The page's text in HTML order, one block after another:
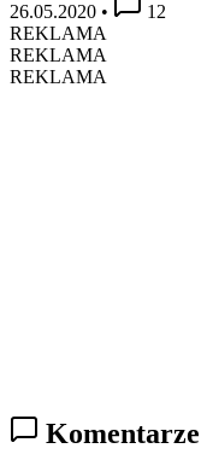
26.05.2020 •
12
REKLAMA
REKLAMA
REKLAMA
Komentarze